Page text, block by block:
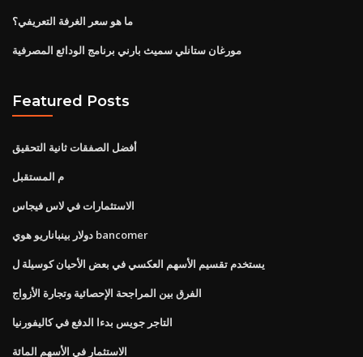
ما هو سعر الغرفة التعريفي؟
مورغان ستانلي سميث بارني برنامج الودائع المصرفية
Featured Posts
أفضل الصفقات ثانية التحقيق
م المستقبل
الاستثمارات في لاس فيجاس
دولار بينباناريو هوي bancomer
يستخدم تقسيم الأسهم العكسي في بعض الأحيان كوسيلة ل
الفرق بين المراجحة الإحصائية وتجارة الأزواج
التاجر جويس بدءا الدفع في كاليفورنيا
الاستثمار في الأسهم المائة